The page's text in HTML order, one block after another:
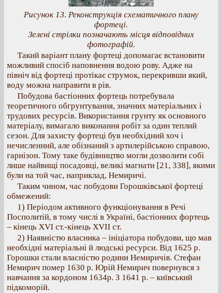
Рисунок 13. Реконструкція схематичного плану
фортеці.
Зелені стрілки позначають місця відповідних
фотографій.
Такий варіант плану фортеці допомагає встановити
можливий спосіб наповнення водою рову. Адже на
північ від фортеці протікає струмок, перекривши який,
воду можна направити в рів.
Побудова бастіонних фортець потребувала
теоретичного обгрунтування, значних матеріальних і
трудових ресурсів. Використання грунту як основного
матеріалу, вимагало виконання робіт за один теплий
сезон. Для захисту фортеці був необхідний хоч і
нечисленний, але обізнаний з артилерійською справою,
гарнізон. Тому таке будівництво могли дозволити собі
лише найвищі посадовці, великі магнати [21, 338], якими
були на той час, наприклад, Немиричі.
Таким чином, час побудови Горошківської фортеці
обмежений:
1) Періодом активного функціонування в Речі
Посполитій, в тому числі в Україні, бастіонних фортець
– кінець XVI ст.-кінець XVІІ ст.
2) Наявністю власника – ініціатора побудови, що мав
необхідні матеріальні й людські ресурси. Від 1625 р.
Горошки стали власністю родини Немиричів. Стефан
Немирич помер 1630 р. Юрій Немирич повернувся з
навчання за кордоном 1634р. З 1641 р. – київський
підкоморій.